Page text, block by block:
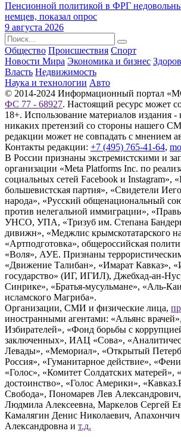
Пенсионной политикой в ФРГ
немцев, показал опрос
9 августа 2026
Общество Происшествия Спорт
Новости Мира Экономика и бизнес
Власть Недвижимость
Наука и технологии Авто
© 2014-2024 Информационный портал
ФС 77 - 68927. Настоящий ресурс может
18+. Использование материалов издания -
никаких претензий со стороны нашего
редакции может не совпадать с мнением
Контакты редакции: +7 (495) 765-41-64,
В России признаны экстремистскими и
организации «Meta Platforms Inc. по
социальных сетей Facebook и Instagram»,
большевистская партия», «Свидетели
народа», «Русский общенациональный
против нелегальной иммиграции»,
УНСО, УПА, «Тризуб им. Степана
дивижн», «Меджлис крымскотатарского
«Артподготовка», общероссийская
«Воля», АУЕ. Признаны
«Движение Талибан», «Имарат Кавказ»,
государство» (ИГ, ИГИЛ), Джебхад-ан-
Синрике», «Братья-мусульмане», «Аль-
исламского Магриба».
Организации, СМИ и физические лица,
иностранными агентами: «Альянс
Избирателей», «Фонд борьбы с
заключенных», ИАЦ «Сова»,
Левады», «Мемориал», «Открытый
Россия», «Гуманитарное действие»,
«Голос», «Комитет Солдатских матерей»,
достоинство», «Голос Америки»,
Свобода», Пономарев Лев
Людмила Алексеевна, Маркелов Сергей
Камалягин Денис Николаевич, Апахончич
Александровна и т.д.